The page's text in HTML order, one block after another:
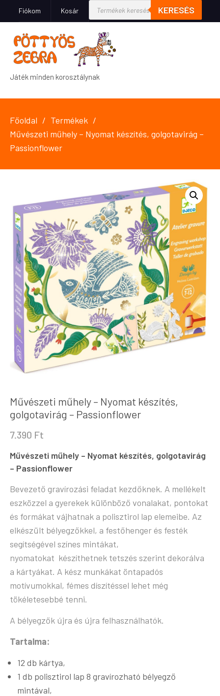
Fiókom Kosár KERESÉS
Játék minden korosztálynak
Főoldal
Termékek
Művészeti műhely – Nyomat készítés, golgotavirág –
Passionflower
Művészeti műhely – Nyomat készítés,
golgotavirág – Passionflower
7.390 Ft
Művészeti műhely – Nyomat készítés, golgotavirág
– Passionflower
Bevezető gravírozási feladat kezdőknek. A mellékelt
eszközzel a gyerekek különböző vonalakat, pontokat
és formákat vájhatnak a polisztirol lap elemeibe. Az
elkészült bélyegzőkkel, a festőhenger és festék
segítségével színes mintákat,
nyomatokat készíthetnek tetszés szerint dekorálva
a kártyákat. A kész munkákat öntapadós
motívumokkal, fémes díszítéssel lehet még
tökéletesebbé tenni.
A bélyegzők újra és újra felhasználhatók.
Tartalma:
12 db kártya,
1 db polisztirol lap 8 gravírozható bélyegző
mintával,